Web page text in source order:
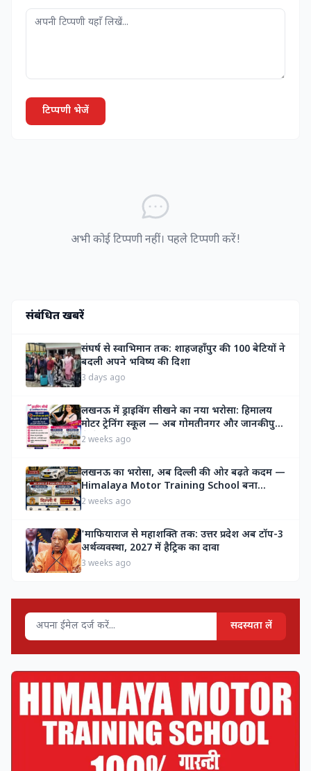
टिप्पणी भेजें
अभी कोई टिप्पणी नहीं। पहले टिप्पणी करें!
संबंधित खबरें
संघर्ष से स्वाभिमान तक: शाहजहाँपुर की 100 बेटियों ने
बदली अपने भविष्य की दिशा
3 days ago
लखनऊ में ड्राइविंग सीखने का नया भरोसा: हिमालय
मोटर ट्रेनिंग स्कूल — अब गोमतीनगर और जानकीपुरम
से सेवाएं, जल्द दिल्ली में भी होगा विस्तार
2 weeks ago
लखनऊ का भरोसा, अब दिल्ली की ओर बढ़ते कदम —
Himalaya Motor Training School बना
सुरक्षित ड्राइविंग प्रशिक्षण का नया मानक
2 weeks ago
'माफियाराज से महाशक्ति तक: उत्तर प्रदेश अब टॉप-3
अर्थव्यवस्था, 2027 में हैट्रिक का दावा
3 weeks ago
सदस्यता लें